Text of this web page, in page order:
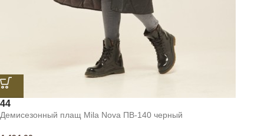
44
Демисезонный плащ Mila Nova ПВ-140 черный